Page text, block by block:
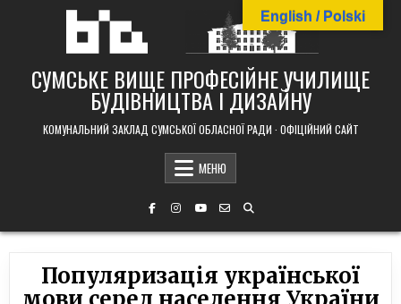
СУМСЬКЕ ВИЩЕ ПРОФЕСІЙНЕ УЧИЛИЩЕ
БУДІВНИЦТВА І ДИЗАЙНУ
КОМУНАЛЬНИЙ ЗАКЛАД СУМСЬКОЇ ОБЛАСНОЇ РАДИ · ОФІЦІЙНИЙ САЙТ
МЕНЮ
Популяризація української
English / Polski